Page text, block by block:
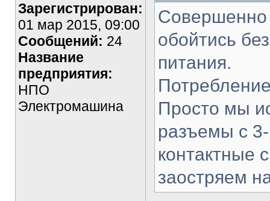
Зарегистрирован:
01 мар 2015, 09:00
Сообщений: 24
Название
предприятия:
НПО
Электромашина
Совершенно
обойтись
питания.
Просто мы
разъемы с
контактные
заостряем